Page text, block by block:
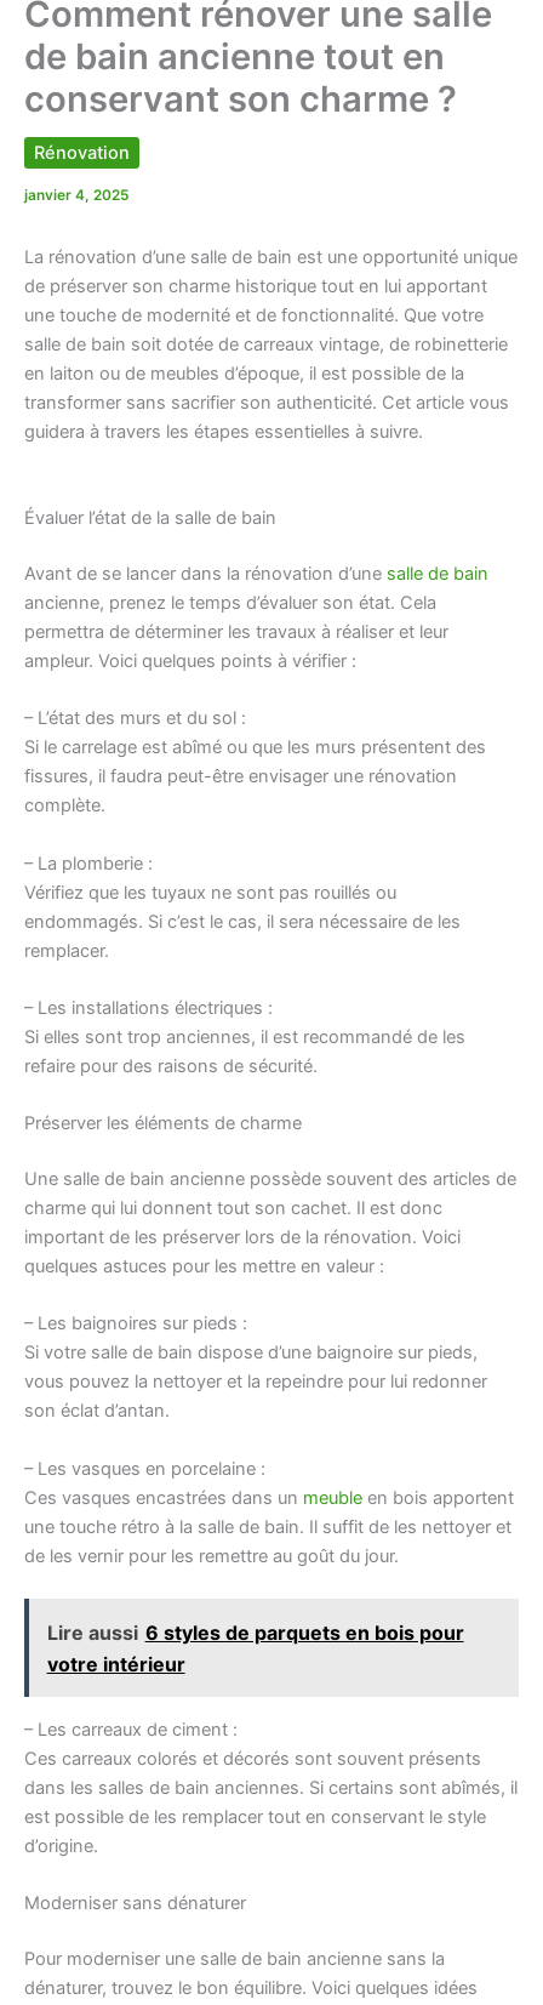
Comment rénover une salle
de bain ancienne tout en
conservant son charme ?
Rénovation
janvier 4, 2025
La rénovation d’une salle de bain est une opportunité unique
de préserver son charme historique tout en lui apportant
une touche de modernité et de fonctionnalité. Que votre
salle de bain soit dotée de carreaux vintage, de robinetterie
en laiton ou de meubles d’époque, il est possible de la
transformer sans sacrifier son authenticité. Cet article vous
guidera à travers les étapes essentielles à suivre.
Évaluer l’état de la salle de bain
Avant de se lancer dans la rénovation d’une salle de bain
ancienne, prenez le temps d’évaluer son état. Cela
permettra de déterminer les travaux à réaliser et leur
ampleur. Voici quelques points à vérifier :
– L’état des murs et du sol :
Si le carrelage est abîmé ou que les murs présentent des
fissures, il faudra peut-être envisager une rénovation
complète.
– La plomberie :
Vérifiez que les tuyaux ne sont pas rouillés ou
endommagés. Si c’est le cas, il sera nécessaire de les
remplacer.
– Les installations électriques :
Si elles sont trop anciennes, il est recommandé de les
refaire pour des raisons de sécurité.
Préserver les éléments de charme
Une salle de bain ancienne possède souvent des articles de
charme qui lui donnent tout son cachet. Il est donc
important de les préserver lors de la rénovation. Voici
quelques astuces pour les mettre en valeur :
– Les baignoires sur pieds :
Si votre salle de bain dispose d’une baignoire sur pieds,
vous pouvez la nettoyer et la repeindre pour lui redonner
son éclat d’antan.
– Les vasques en porcelaine :
Ces vasques encastrées dans un meuble en bois apportent
une touche rétro à la salle de bain. Il suffit de les nettoyer et
de les vernir pour les remettre au goût du jour.
Lire aussi 6 styles de parquets en bois pour
votre intérieur
– Les carreaux de ciment :
Ces carreaux colorés et décorés sont souvent présents
dans les salles de bain anciennes. Si certains sont abîmés, il
est possible de les remplacer tout en conservant le style
d’origine.
Moderniser sans dénaturer
Pour moderniser une salle de bain ancienne sans la
dénaturer, trouvez le bon équilibre. Voici quelques idées